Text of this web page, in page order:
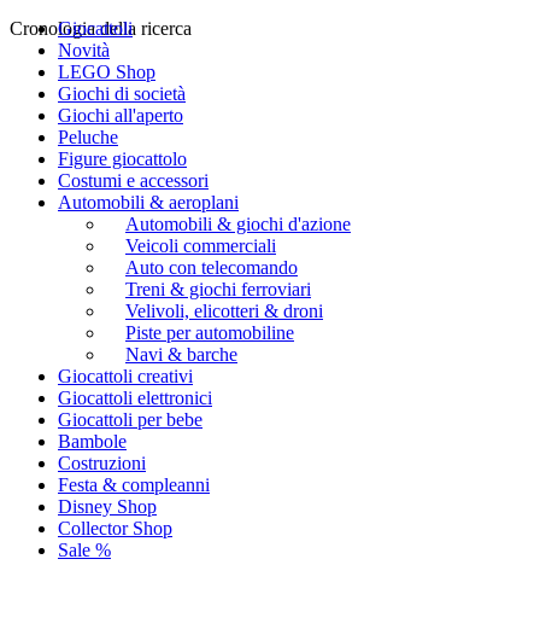
Cronologia della ricerca
Giocattoli
Novità
LEGO Shop
Giochi di società
Giochi all'aperto
Peluche
Figure giocattolo
Costumi e accessori
Automobili & aeroplani
Automobili & giochi d'azione
Veicoli commerciali
Auto con telecomando
Treni & giochi ferroviari
Velivoli, elicotteri & droni
Piste per automobiline
Navi & barche
Giocattoli creativi
Giocattoli elettronici
Giocattoli per bebe
Bambole
Costruzioni
Festa & compleanni
Disney Shop
Collector Shop
Sale %